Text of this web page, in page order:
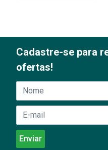
Cadastre-se para
ofertas!